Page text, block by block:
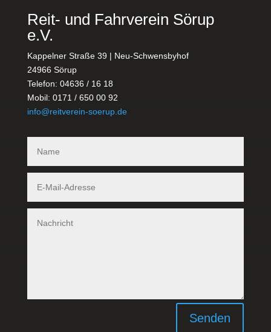
Reit- und Fahrverein Sörup
e.V.
Kappelner Straße 39 | Neu-Schwensbyhof
24966 Sörup
Telefon: 04636 / 16 18
Mobil: 0171 / 650 00 92
info@reitverein-soerup.de
Senden